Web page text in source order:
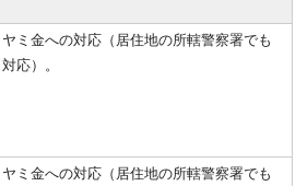
ヤミ金への対応（居住地の所轄警察署でも
対応）。
ヤミ金への対応（居住地の所轄警察署でも